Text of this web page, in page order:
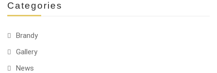
Categories
Brandy
Gallery
News